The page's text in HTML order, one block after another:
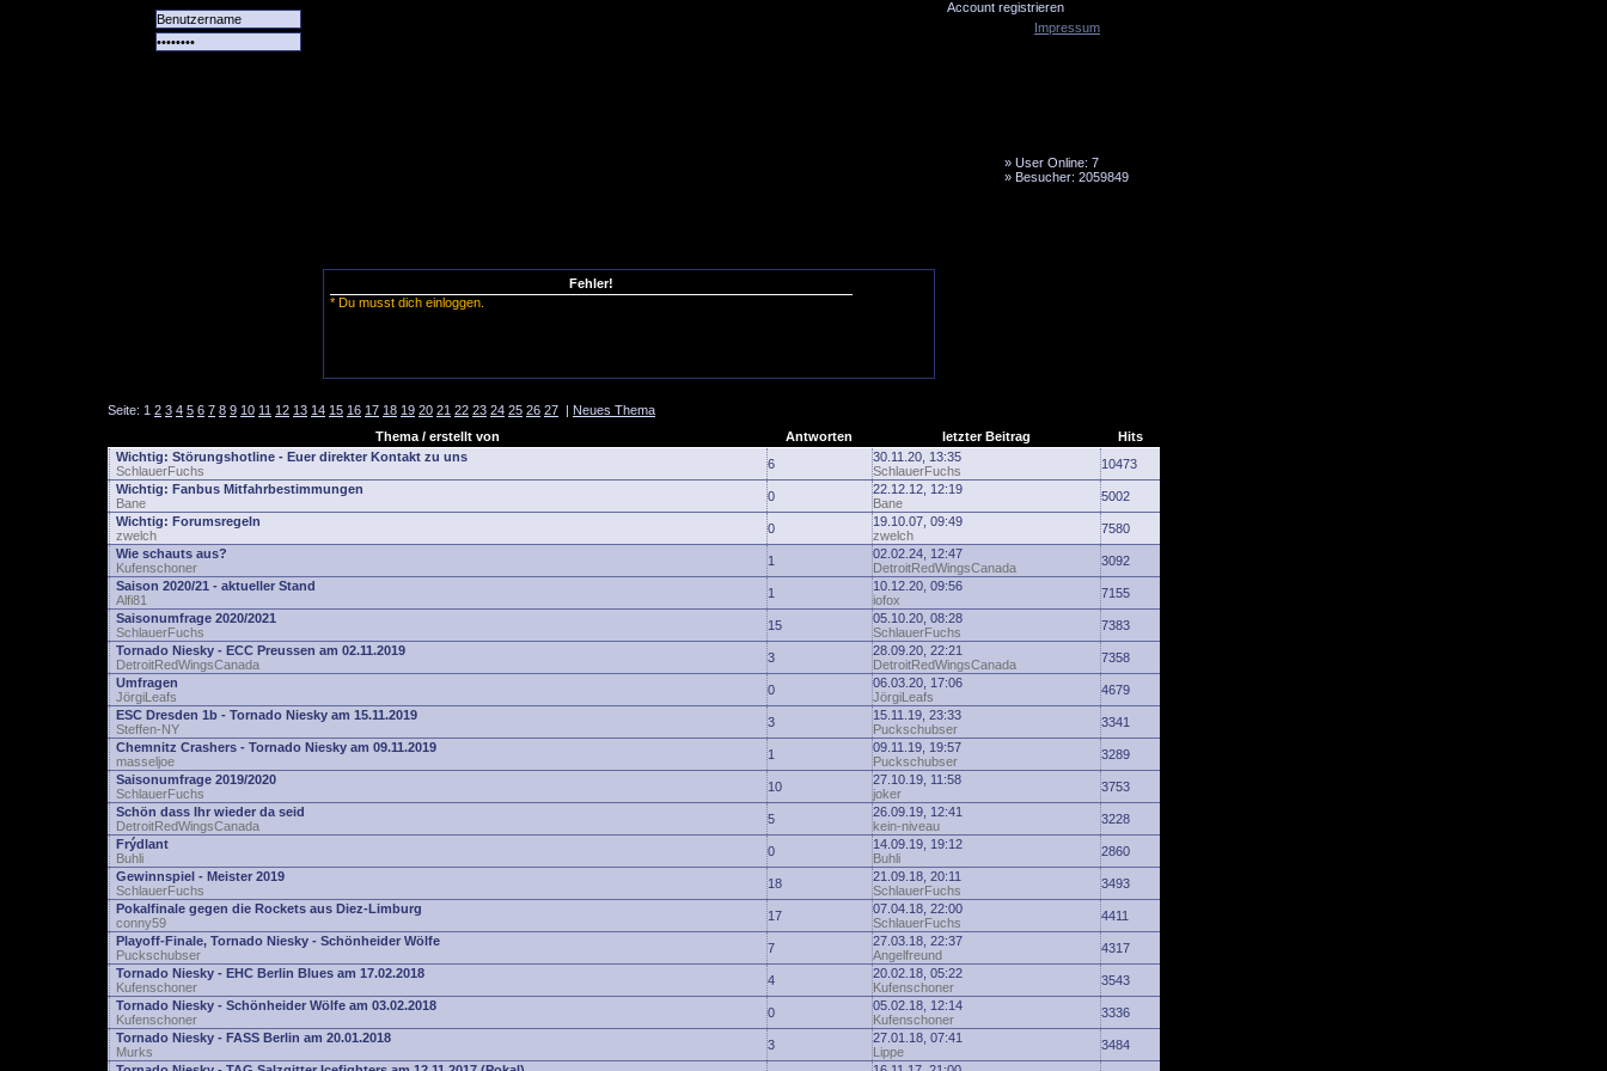
Account registrieren
» User Online: 7
» Besucher: 2059849
Fehler!
* Du musst dich einloggen.
Seite: 1 2 3 4 5 6 7 8 9 10 11 12 13 14 15 16 17 18 19 20 21 22 23 24 25 26 27 | Neues Thema
Thema / erstellt von
Antworten letzter Beitrag
Hits
Wichtig: Störungshotline - Euer direkter Kontakt zu uns
SchlauerFuchs
6
30.11.20, 13:35
SchlauerFuchs
10473
Wichtig: Fanbus Mitfahrbestimmungen
Bane
0
22.12.12, 12:19
Bane
5002
Wichtig: Forumsregeln
zwelch
0
19.10.07, 09:49
zwelch
7580
Wie schauts aus?
Kufenschoner
1
02.02.24, 12:47
DetroitRedWingsCanada
3092
Saison 2020/21 - aktueller Stand
Alfi81
1
10.12.20, 09:56
iofox
7155
Saisonumfrage 2020/2021
SchlauerFuchs
15
05.10.20, 08:28
SchlauerFuchs
7383
Tornado Niesky - ECC Preussen am 02.11.2019
DetroitRedWingsCanada
3
28.09.20, 22:21
DetroitRedWingsCanada
7358
Umfragen
JörgiLeafs
0
06.03.20, 17:06
JörgiLeafs
4679
ESC Dresden 1b - Tornado Niesky am 15.11.2019
Steffen-NY
3
15.11.19, 23:33
Puckschubser
3341
Chemnitz Crashers - Tornado Niesky am 09.11.2019
masseljoe
1
09.11.19, 19:57
Puckschubser
3289
Saisonumfrage 2019/2020
SchlauerFuchs
10
27.10.19, 11:58
joker
3753
Schön dass Ihr wieder da seid
DetroitRedWingsCanada
5
26.09.19, 12:41
kein-niveau
3228
Frýdlant
Buhli
0
14.09.19, 19:12
Buhli
2860
Gewinnspiel - Meister 2019
SchlauerFuchs
18
21.09.18, 20:11
SchlauerFuchs
3493
Pokalfinale gegen die Rockets aus Diez-Limburg
conny59
17
07.04.18, 22:00
SchlauerFuchs
4411
Playoff-Finale, Tornado Niesky - Schönheider Wölfe
Puckschubser
7
27.03.18, 22:37
Angelfreund
4317
Tornado Niesky - EHC Berlin Blues am 17.02.2018
Kufenschoner
4
20.02.18, 05:22
Kufenschoner
3543
Tornado Niesky - Schönheider Wölfe am 03.02.2018
Kufenschoner
0
05.02.18, 12:14
Kufenschoner
3336
Tornado Niesky - FASS Berlin am 20.01.2018
Murks
3
27.01.18, 07:41
Lippe
3484
Impressum